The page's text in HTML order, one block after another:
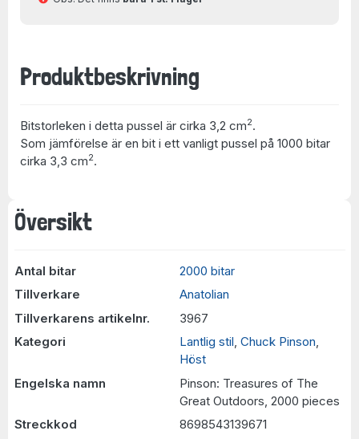
Översikt
Antal bitar
2000 bitar
Tillverkare
Anatolian
Tillverkarens artikelnr.
3967
Kategori
Lantlig stil, Chuck Pinson,
Höst
Engelska namn
Pinson: Treasures of The
Great Outdoors, 2000 pieces
Streckkod
8698543139671
Produktbeskrivning
Bitstorleken i detta pussel är cirka 3,2 cm2.
Som jämförelse är en bit i ett vanligt pussel på 1000 bitar
cirka 3,3 cm2.